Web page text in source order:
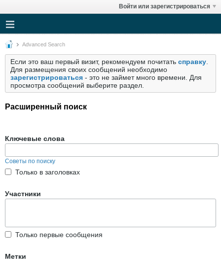
Войти или зарегистрироваться
Advanced Search
Если это ваш первый визит, рекомендуем почитать справку
Для размещения своих сообщений необходимо
зарегистрироваться - это не займет много времени. Для
просмотра сообщений выберите раздел.
Расширенный поиск
Ключевые слова
Советы по поиску
Только в заголовках
Участники
Только первые сообщения
Метки